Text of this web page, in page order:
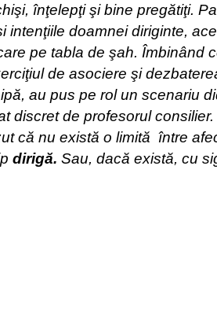
înţelepţi şi bine pregătiţi.
intenţiile doamnei diriginte,
pe tabla de şah. Îmbinând
de asociere şi
au pus pe rol un scenariu
discret de profesorul
că nu există o limită între
dirigă. Sau, dacă există, cu